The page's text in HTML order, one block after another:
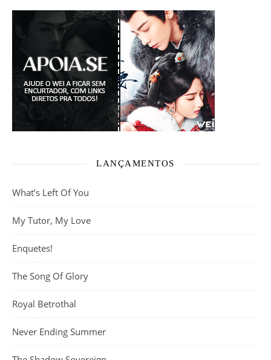
LANÇAMENTOS
What’s Left Of You
My Tutor, My Love
Enquetes!
The Song Of Glory
Royal Betrothal
Never Ending Summer